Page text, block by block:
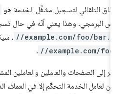
التلقائي لتسجيل مشغِّل الخدمة هو ./
البرمجي. وهذا يعني أنّه في حال
//example.com/foo/ ، سيكون
//example.com/
.
إلى الصفحات والعاملين والعاملين
لعامل الخدمة التحكّم إلا في العملاء